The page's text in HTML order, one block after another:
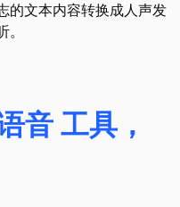
的文本内容转换成人声发
音 工具，